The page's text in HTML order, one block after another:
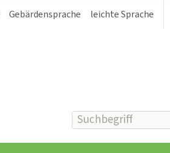
Gebärdensprache leichte Sprache
Suchbegriff(e)